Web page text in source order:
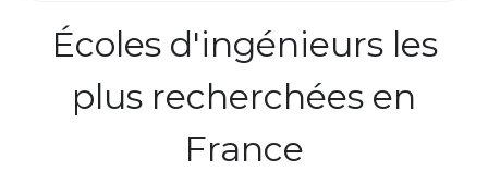
Écoles d'ingénieurs les
plus recherchées en
France